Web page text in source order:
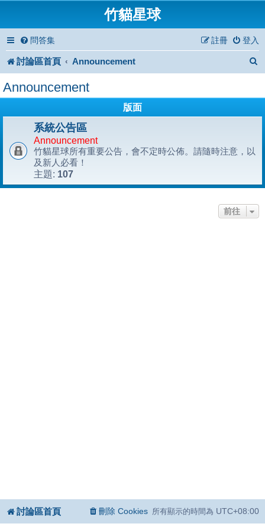
竹貓星球
問答集 登入
註冊
討論區首頁 Announcement
Announcement
版面
系統公告區
Announcement
竹貓星球所有重要公告，會不定時公佈。請隨時注意，以
及新人必看！
主題: 107
前往
討論區首頁 所有顯示的時間為 UTC+08:00
刪除 Cookies